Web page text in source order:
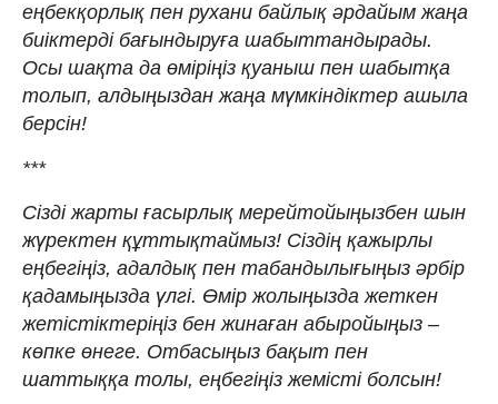
еңбекқорлық пен рухани байлық әрдайым жаңа
биіктерді бағындыруға шабыттандырады.
Осы шақта да өміріңіз қуаныш пен шабытқа
толып, алдыңыздан жаңа мүмкіндіктер ашыла
берсін!
***
Сізді жарты ғасырлық мерейтойыңызбен шын
жүректен құттықтаймыз! Сіздің қажырлы
еңбегіңіз, адалдық пен табандылығыңыз әрбір
қадамыңызда үлгі. Өмір жолыңызда жеткен
жетістіктеріңіз бен жинаған абыройыңыз –
көпке өнеге. Отбасыңыз бақыт пен
шаттыққа толы, еңбегіңіз жемісті болсын!